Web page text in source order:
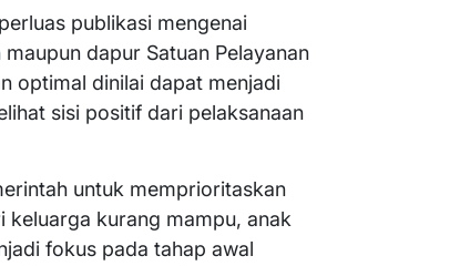
publikasi mengenai
dapur Satuan Pelayanan
optimal dinilai dapat menjadi
sisi positif dari pelaksanaan
untuk memprioritaskan
kurang mampu, anak
fokus pada tahap awal